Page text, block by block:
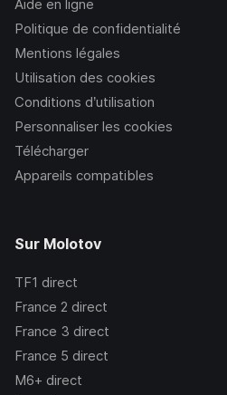
Aide en ligne
Politique de confidentialité
Mentions légales
Utilisation des cookies
Conditions d’utilisation
Personnaliser les cookies
Télécharger
Appareils compatibles
Sur Molotov
TF1 direct
France 2 direct
France 3 direct
France 5 direct
M6+ direct